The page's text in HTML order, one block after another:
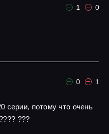
1 0
0 1
серии, потому что очень
???